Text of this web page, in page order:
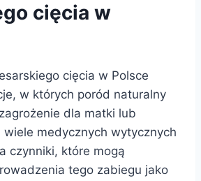
cięcia w
cięcia w Polsce
w których poród naturalny
dla matki lub
wiele medycznych wytycznych
czynniki, które mogą
tego zabiegu jako